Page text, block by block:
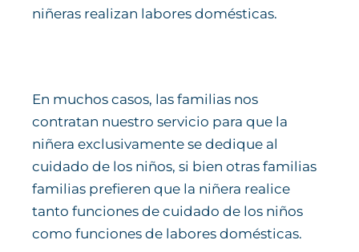
niñeras realizan labores domésticas.
En muchos casos, las familias nos
contratan nuestro servicio para que la
niñera exclusivamente se dedique al
cuidado de los niños, si bien otras familias
familias prefieren que la niñera realice
tanto funciones de cuidado de los niños
como funciones de labores domésticas.